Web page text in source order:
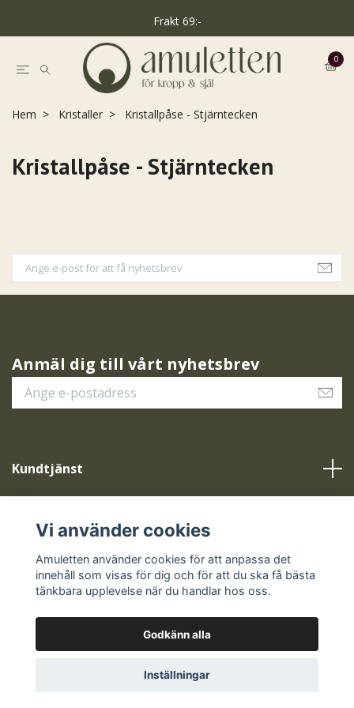
Frakt 69:-
0
Hem Kristaller Kristallpåse - Stjärntecken
Kristallpåse - Stjärntecken
Anmäl dig till vårt nyhetsbrev
Kundtjänst
Sociala medier
© 2026 Amuletten
Vi använder cookies
Amuletten använder cookies för att anpassa det
innehåll som visas för dig och för att du ska få bästa
tänkbara upplevelse när du handlar hos oss.
Godkänn alla
Inställningar